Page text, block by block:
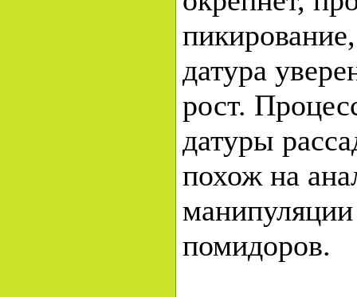
датура
рост.
датуры
похож на
помидоров.